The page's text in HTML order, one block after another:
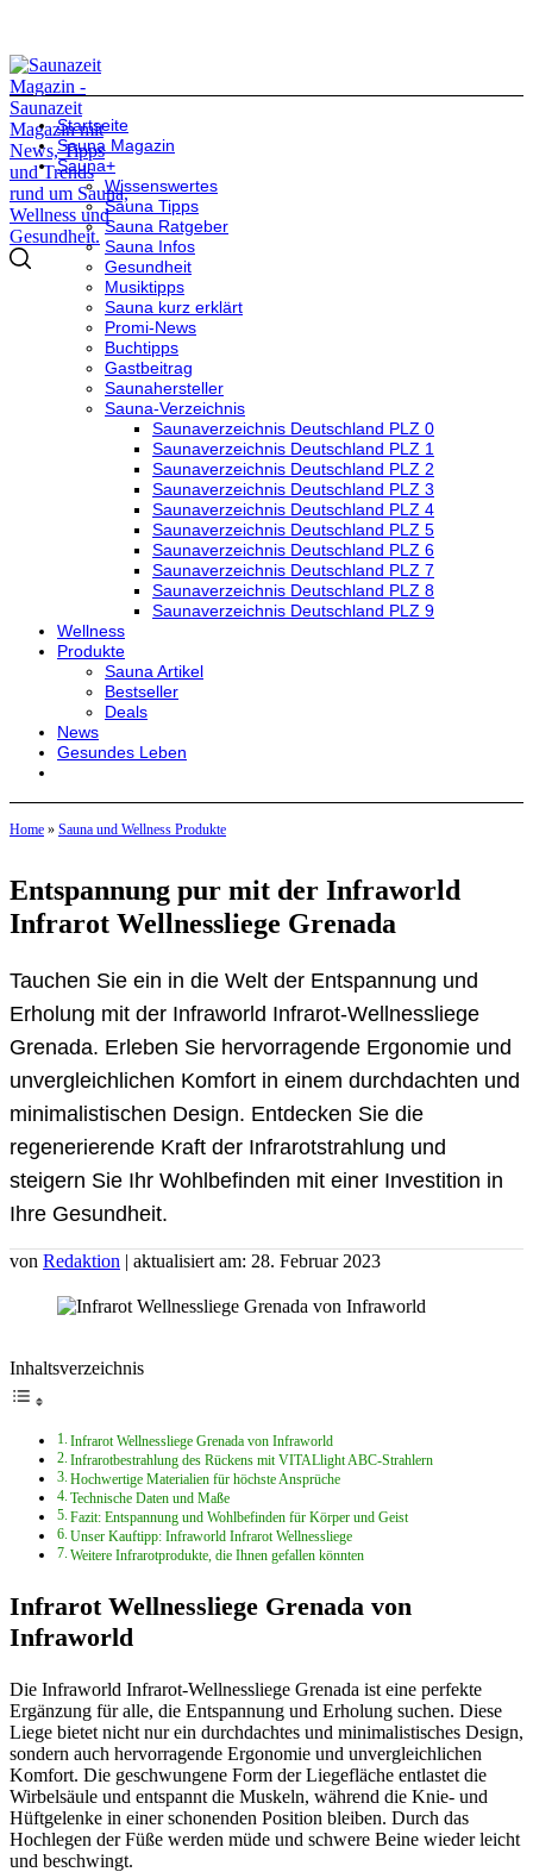
Startseite
Sauna Magazin
Sauna+
Wissenswertes
Sauna Tipps
Sauna Ratgeber
Sauna Infos
Gesundheit
Musiktipps
Sauna kurz erklärt
Promi-News
Buchtipps
Gastbeitrag
Saunahersteller
Sauna-Verzeichnis
Saunaverzeichnis Deutschland PLZ 0
Saunaverzeichnis Deutschland PLZ 1
Saunaverzeichnis Deutschland PLZ 2
Saunaverzeichnis Deutschland PLZ 3
Saunaverzeichnis Deutschland PLZ 4
Saunaverzeichnis Deutschland PLZ 5
Saunaverzeichnis Deutschland PLZ 6
Saunaverzeichnis Deutschland PLZ 7
Saunaverzeichnis Deutschland PLZ 8
Saunaverzeichnis Deutschland PLZ 9
Wellness
Produkte
Sauna Artikel
Bestseller
Deals
News
Gesundes Leben
Home » Sauna und Wellness Produkte
Entspannung pur mit der Infraworld
Infrarot Wellnessliege Grenada
Tauchen Sie ein in die Welt der Entspannung und
Erholung mit der Infraworld Infrarot-Wellnessliege
Grenada. Erleben Sie hervorragende Ergonomie und
unvergleichlichen Komfort in einem durchdachten und
minimalistischen Design. Entdecken Sie die
regenerierende Kraft der Infrarotstrahlung und
steigern Sie Ihr Wohlbefinden mit einer Investition in
Ihre Gesundheit.
von Redaktion | aktualisiert am: 28. Februar 2023
Inhaltsverzeichnis
Infrarot Wellnessliege Grenada von Infraworld
Infrarotbestrahlung des Rückens mit VITALlight ABC-Strahlern
Hochwertige Materialien für höchste Ansprüche
Technische Daten und Maße
Fazit: Entspannung und Wohlbefinden für Körper und Geist
Unser Kauftipp: Infraworld Infrarot Wellnessliege
Weitere Infrarotprodukte, die Ihnen gefallen könnten
Infrarot Wellnessliege Grenada von
Infraworld
Die Infraworld Infrarot-Wellnessliege Grenada ist eine perfekte
Ergänzung für alle, die Entspannung und Erholung suchen. Diese
Liege bietet nicht nur ein durchdachtes und minimalistisches Design,
sondern auch hervorragende Ergonomie und unvergleichlichen
Komfort. Die geschwungene Form der Liegefläche entlastet die
Wirbelsäule und entspannt die Muskeln, während die Knie- und
Hüftgelenke in einer schonenden Position bleiben. Durch das
Hochlegen der Füße werden müde und schwere Beine wieder leicht
und beschwingt.